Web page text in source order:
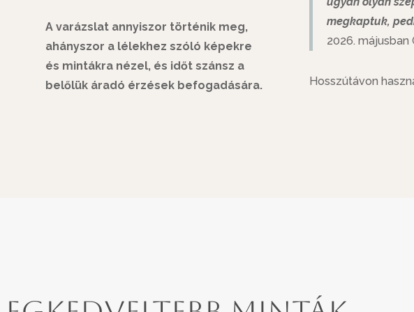
A varázslat annyiszor történik meg,
ahányszor a lélekhez szóló képekre
és mintákra nézel, és időt szánsz a
belőlük áradó érzések befogadására.
megkaptuk,
2026. májusban
Hosszútávon